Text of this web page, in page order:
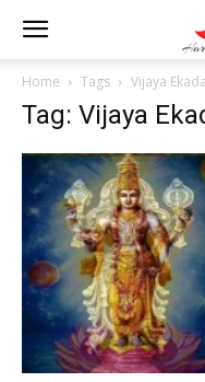
Home Tags Vijaya
Tag: Vijaya